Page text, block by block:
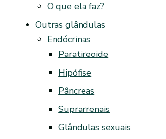
O que ela faz?
Outras glândulas
Endócrinas
Paratireoide
Hipófise
Pâncreas
Suprarrenais
Glândulas sexuais